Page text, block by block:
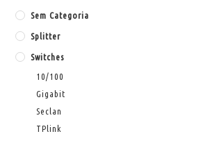
Sem Categoria
Splitter
Switches
10/100
Gigabit
Seclan
TPlink